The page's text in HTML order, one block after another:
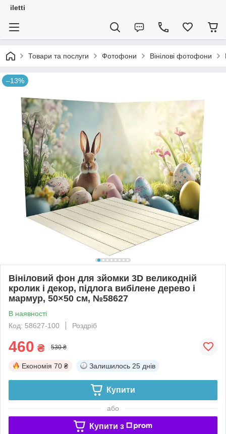
iletti
Товари та послуги Фотофони Вінілові фотофони
–13%
Вініловий фон для зйомки 3D великодній
кролик і декор, підлога вибілене дерево і
мармур, 50×50 см, №58627
В наявності
Код: 58627-100
Роздріб
460 ₴ 530 ₴
Економія 70 ₴ Залишилось 25 днів
Купити
або
Купити з